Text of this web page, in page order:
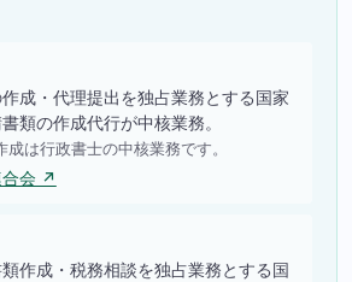
成・代理提出を独占業務とする国家
類の作成代行が中核業務。
は行政書士の中核業務です。
合会 ↗
作成・税務相談を独占業務とする国